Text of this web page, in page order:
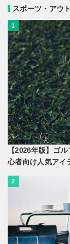
スポーツ・アウ
1
【2026年版】ゴ
心者向け人気アイ
2